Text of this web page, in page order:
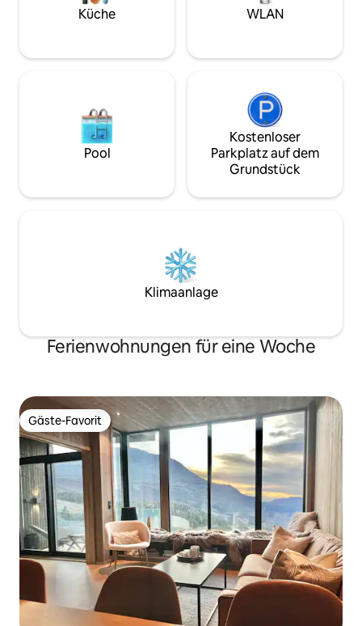
Unser kleines Osloer Zuhause, das von
und genieße das Stadtleben
Gleichzeitig nur
Küche WLAN
Pool
Kostenloser
Parkplatz auf dem
Grundstück
Klimaanlage
Ferienwohnungen für eine Woche
Gäste-Favorit
Gäste-Favorit